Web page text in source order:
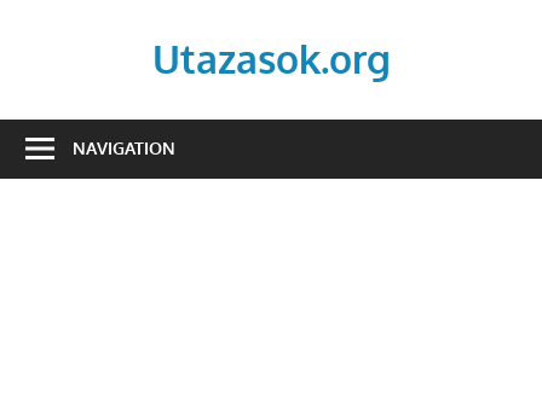
Utazasok.org
NAVIGATION